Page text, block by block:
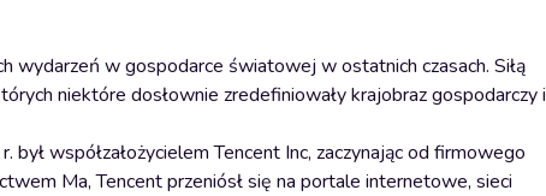
wydarzeń w gospodarce światowej w ostatnich czasach. Siłą
niektóre dosłownie zredefiniowały krajobraz gospodarczy i
współzałożycielem Tencent Inc, zaczynając od firmowego
Ma, Tencent przeniósł się na portale internetowe, sieci